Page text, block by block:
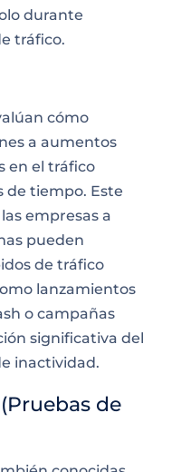
durante
tráfico.
cómo
a aumentos
en el tráfico
de tiempo. Este
empresas a
pueden
de tráfico
lanzamientos
o campañas
significativa del
inactividad.
de